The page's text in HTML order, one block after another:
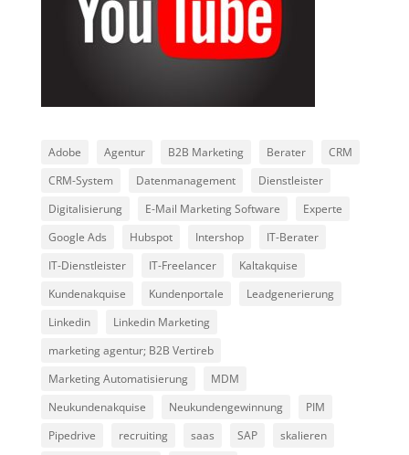
Adobe Agentur B2B Marketing Berater
CRM
CRM-System
Datenmanagement
Dienstleister
Digitalisierung
E-Mail Marketing Software
Experte
Google Ads
Hubspot Intershop
IT-Berater
IT-Dienstleister
IT-Freelancer
Kaltakquise
Kundenakquise
Kundenportale
Leadgenerierung
Linkedin
Linkedin Marketing
marketing agentur; B2B Vertireb
Marketing Automatisierung
MDM
Neukundenakquise
Neukundengewinnung
PIM
Pipedrive
recruiting saas SAP
skalieren